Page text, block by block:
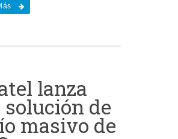
lanza
solución de
masivo de